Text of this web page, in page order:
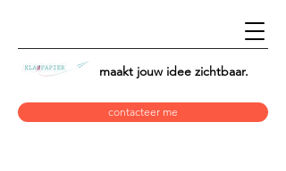
maakt jouw idee zichtbaar.
contacteer me